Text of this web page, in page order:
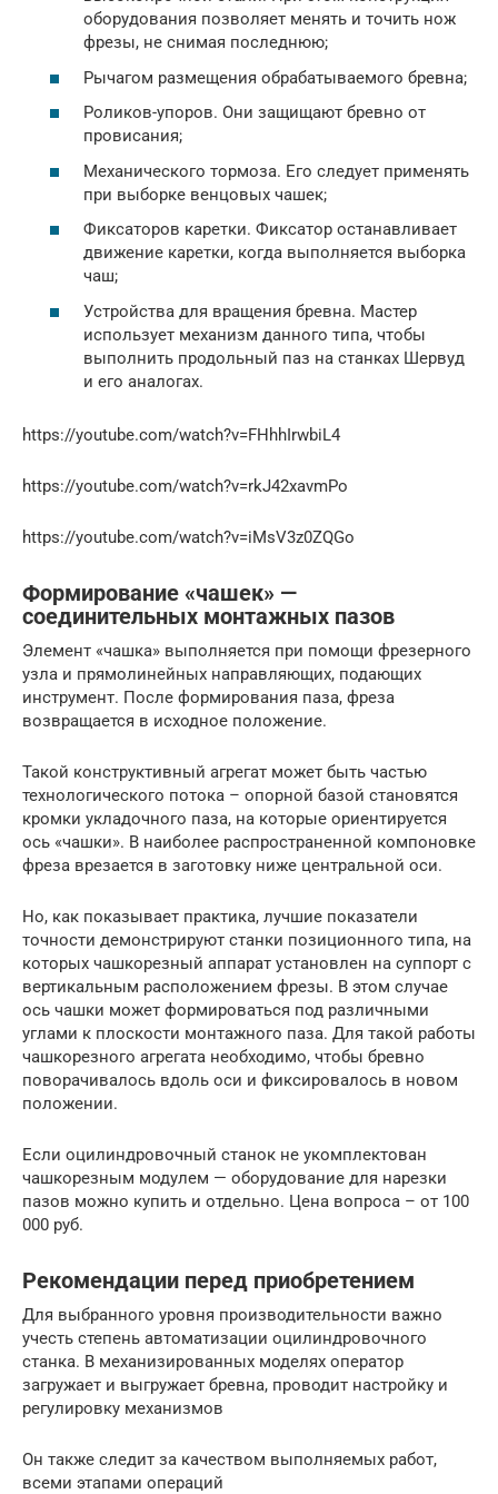
оборудования позволяет менять и точить нож
фрезы, не снимая последнюю;
Рычагом размещения обрабатываемого бревна;
Роликов-упоров. Они защищают бревно от
провисания;
Механического тормоза. Его следует применять
при выборке венцовых чашек;
Фиксаторов каретки. Фиксатор останавливает
движение каретки, когда выполняется выборка
чаш;
Устройства для вращения бревна. Мастер
использует механизм данного типа, чтобы
выполнить продольный паз на станках Шервуд
и его аналогах.
https://youtube.com/watch?v=FHhhIrwbiL4
https://youtube.com/watch?v=rkJ42xavmPo
https://youtube.com/watch?v=iMsV3z0ZQGo
Формирование «чашек» —
соединительных монтажных пазов
Элемент «чашка» выполняется при помощи фрезерного
узла и прямолинейных направляющих, подающих
инструмент. После формирования паза, фреза
возвращается в исходное положение.
Такой конструктивный агрегат может быть частью
технологического потока – опорной базой становятся
кромки укладочного паза, на которые ориентируется
ось «чашки». В наиболее распространенной компоновке
фреза врезается в заготовку ниже центральной оси.
Но, как показывает практика, лучшие показатели
точности демонстрируют станки позиционного типа, на
которых чашкорезный аппарат установлен на суппорт с
вертикальным расположением фрезы. В этом случае
ось чашки может формироваться под различными
углами к плоскости монтажного паза. Для такой работы
чашкорезного агрегата необходимо, чтобы бревно
поворачивалось вдоль оси и фиксировалось в новом
положении.
Если оцилиндровочный станок не укомплектован
чашкорезным модулем — оборудование для нарезки
пазов можно купить и отдельно. Цена вопроса – от 100
000 руб.
Рекомендации перед приобретением
Для выбранного уровня производительности важно
учесть степень автоматизации оцилиндровочного
станка. В механизированных моделях оператор
загружает и выгружает бревна, проводит настройку и
регулировку механизмов
Он также следит за качеством выполняемых работ,
всеми этапами операций